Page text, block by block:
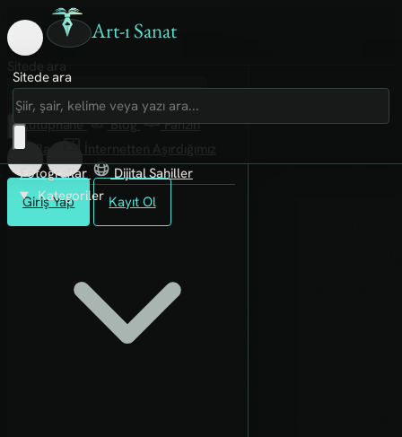
Art-ı Sanat
Giriş Yap Kayıt Ol
Sitede ara
Art-ı Sosyal
İmece
Kütüphane
Blog
Fanzin
Rafları
Fotoğraflar
Dijital Sahiller
Kategoriler